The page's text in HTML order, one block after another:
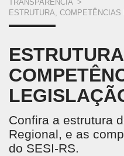
VOCÊ
ESTÁ
AQUI
TRANSPARÊNCIA >
ESTRUTURA,
Confira a estrutura
Regional, e as
do SESI-RS.